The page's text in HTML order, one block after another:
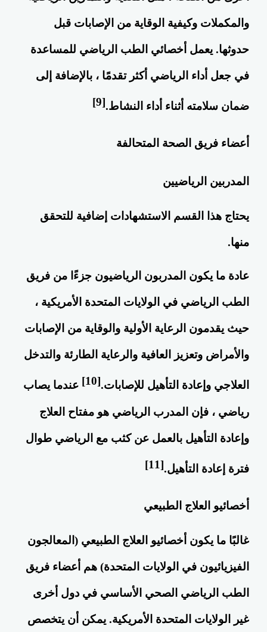
والمكملات وكيفية الوقاية من الإصابات قبل
حدوثها. يعمل أخصائي الطب الرياضي للمساعدة
في جعل أداء الرياضي أكثر تقدمًا ، بالإضافة إلى
ضمان سلامته أثناء أداء النشاط.[9]
أعضاء فريق الصحة المتحالفة
المدربين الرياضيين
يحتاج هذا القسم الاستشهادات إضافية للتحقق
منها.
عادة ما يكون المدربون الرياضيون جزءًا من فريق
الطب الرياضي في الولايات المتحدة الأمريكية ،
حيث يقدمون الرعاية الأولية والوقاية من الإصابات
والأمراض وتعزيز العافية والرعاية الطارئة والتدخل
العلاجي وإعادة التأهيل للإصابات.[10] عندما يصاب
رياضي ، فإن المدرب الرياضي هو مفتاح العلاج
وإعادة التأهيل بالعمل عن كثب مع الرياضي طوال
فترة إعادة التأهيل.[11]
أخصائيو العلاج الطبيعي
غالبًا ما يكون أخصائيو العلاج الطبيعي (المعالجون
الفيزيائيون في الولايات المتحدة) هم أعضاء فريق
الطب الرياضي الصحي الأساسي في دول أخرى
غير الولايات المتحدة الأمريكية. يمكن أن يتخصص